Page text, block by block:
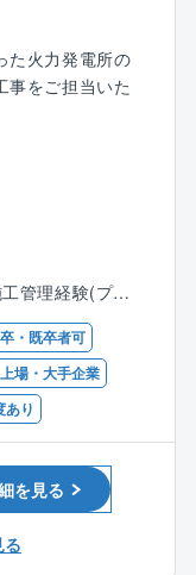
少なさに繋が
が多く、夜勤
いて頂ける環
利厚生も充実
談がある場合
積極的にご応
50～100万円の
多いのは厳し
も対応してい
理技士、技術
最大60万円の
請け工事が多
者は少ないた
社は中途社員
き、安心して学
一部上場企業
トに、建造手
しい切り口で
め15の特許を取
取材実績多数。
業も行ってお
た火力発電所の
事をご担当いた
プ等の処分
ク）
わせ
たします。
いてなど、細
管理経験(プラ
・既卒者可
場・大手企業
あり
を見る